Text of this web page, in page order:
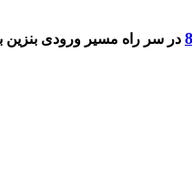
در سر راه مسیر ورودی بنزین